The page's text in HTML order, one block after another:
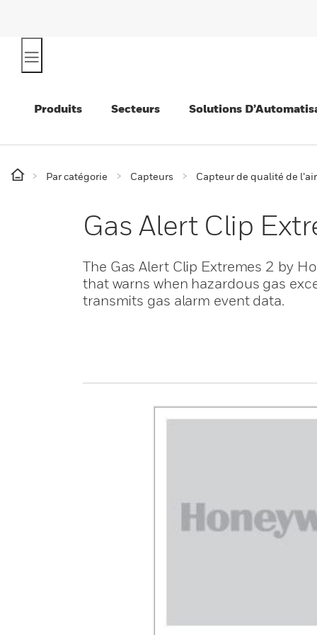
Produits Secteurs Solutions
Par catégorie Capteurs Capteur de qualité de l’air
Gas Alert Clip
The Gas Alert Clip Extremes 2 by
that warns when hazardous gas
transmits gas alarm event data.